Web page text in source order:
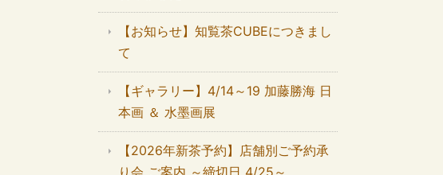
【お知らせ】知覧茶CUBEにつきまし
て
【ギャラリー】4/14～19 加藤勝海 日
本画 ＆ 水墨画展
【2026年新茶予約】店舗別ご予約承
り会 ご案内 ～締切日 4/25～